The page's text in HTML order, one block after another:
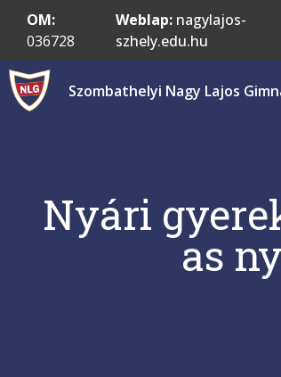
OM:
036728
Weblap: nagylajos-
szhely.edu.hu
Szombathelyi Nagy Lajos
Nyári
as